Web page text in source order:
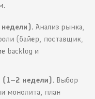
недели). Анализ рынка,
(байер, поставщик,
backlog и
(1–2 недели). Выбор
монолита, план